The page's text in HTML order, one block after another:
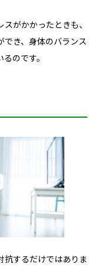
がかかったときも、
でき、身体のバランス
のです。
抗するだけではありま